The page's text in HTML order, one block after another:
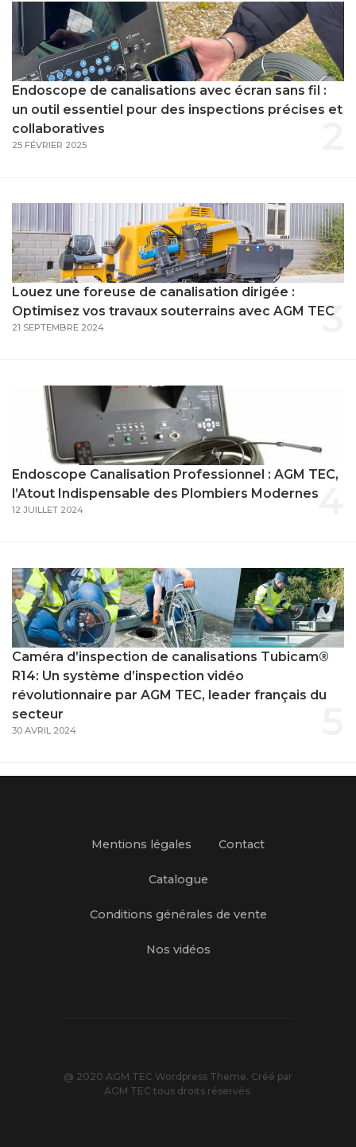
Endoscope de canalisations avec écran sans fil :
un outil essentiel pour des inspections précises et
collaboratives
25 FÉVRIER 2025
Louez une foreuse de canalisation dirigée :
Optimisez vos travaux souterrains avec AGM TEC
21 SEPTEMBRE 2024 3
Endoscope Canalisation Professionnel : AGM TEC,
l’Atout Indispensable des Plombiers Modernes
12 JUILLET 2024
Caméra d’inspection de canalisations Tubicam®
R14: Un système d’inspection vidéo
révolutionnaire par AGM TEC, leader français du
secteur
30 AVRIL 2024
Mentions légales Contact
Catalogue
Conditions générales de vente
Nos vidéos
@ 2020 AGM TEC Wordpress Theme. Créé par
AGM TEC tous droits réservés.